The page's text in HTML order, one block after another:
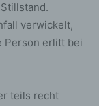
verwickelt,
Person erlitt bei
teils recht